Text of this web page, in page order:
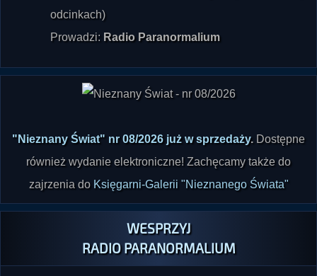
odcinkach)
Prowadzi: Radio Paranormalium
"Nieznany Świat" nr 08/2026 już w sprzedaży. Dostępne
również wydanie elektroniczne! Zachęcamy także do
zajrzenia do Księgarni-Galerii "Nieznanego Świata"
WESPRZYJ
RADIO PARANORMALIUM